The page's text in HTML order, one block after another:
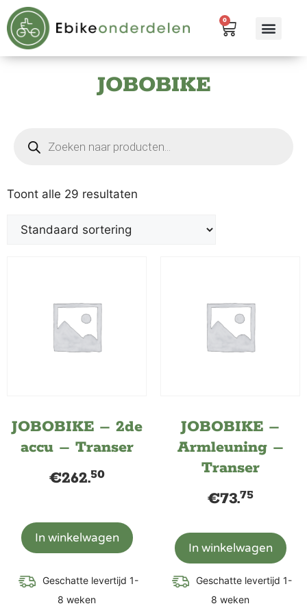
0
JOBOBIKE
Toont alle 29 resultaten
JOBOBIKE – 2de
accu – Transer
€262.50
In winkelwagen
Geschatte levertijd 1-
8 weken
JOBOBIKE –
Armleuning –
Transer
€73.75
In winkelwagen
Geschatte levertijd 1-
8 weken